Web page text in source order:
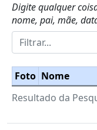
Digite qualquer
nome, pai, mãe,
Foto Nome
Resultado da